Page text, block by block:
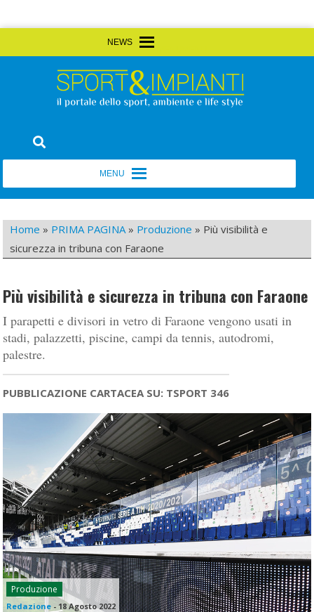
to
Sport&Impianti
Home » PRIMA PAGINA» Produzione » Più visibilità e
sicurezza in tribuna con Faraone
Più visibilità e sicurezza in tribuna con Faraone
I parapetti e divisori in vetro di Faraone vengono usati in
stadi, palazzetti, piscine, campi da tennis, autodromi,
palestre.
PUBBLICAZIONE CARTACEA SU: TSPORT 346
Produzione
Redazione - 18 Agosto 2022